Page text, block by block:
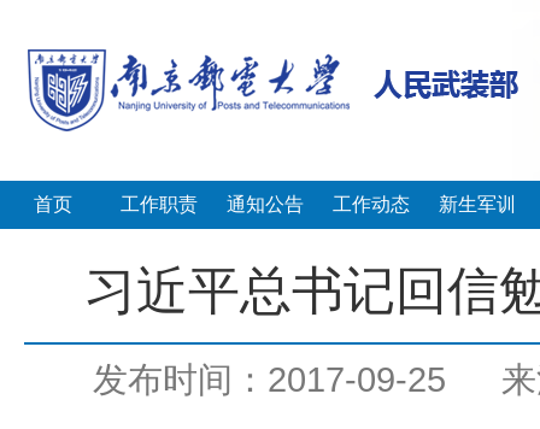
首页 工作职责 通知公告 工作动态 新生军训
习近平总书记回信
发布时间：2017-09-25